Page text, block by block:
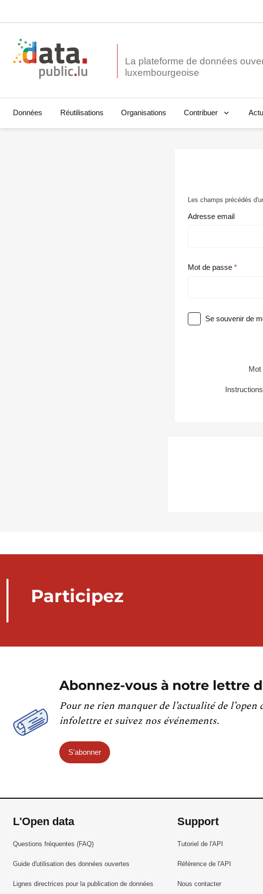
La plateforme de données
Données Réutilisations Organisations Contribuer
Les champs précédés
Adresse email
Mot de passe
Se souvenir de
Mot
Participez
Abonnez-vous à notre lettre
Pour ne rien manquer de l’actualité de
infolettre et suivez nos événements.
S'abonner
L'Open data
Questions fréquentes (FAQ)
Guide d'utilisation des données ouvertes
Lignes directrices pour la publication de données
Support
Tutoriel de l'API
Référence de l'API
Nous contacter